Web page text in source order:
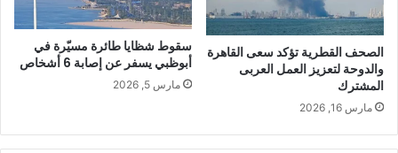
الصحف القطرية تؤكد سعى القاهرة
والدوحة لتعزيز العمل العربى
المشترك
مارس 16, 2026
سقوط شظايا طائرة مسيّرة في
أبوظبي يسفر عن إصابة 6 أشخاص
مارس 5, 2026